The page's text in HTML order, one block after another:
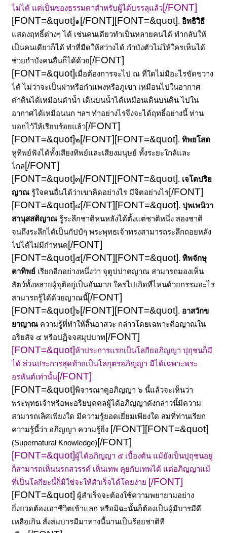
ไม่ได้ แต่เป็นของธรรมดาสำหรับผู้ได้บรรลุแล้ว[/FONT]
[FONT=&quot]๑ [/FONT] [FONT=&quot].อิทธิวิธี
แสดงฤทธิ์ต่างๆ ได้ เช่นคนเดียวทำเป็นหลายคนได้ ทำกลับให้
เป็นคนเดียวก็ได้ ทำที่มืดให้สว่างได้ กำบังตัวไม่ให้ใครเห็นได้
ช่วยกำบังคนอื่นก็ได้ด้วย [/FONT]
[FONT=&quot]เมื่อต้องการจะไป ณ ที่ใดไม่มีอะไรขัดขวาง
ได้ ไม่ว่าจะเป็นฝาหรือกำแพงหรือภูเขา เหมือนไปในอากาศ
ดำดินได้เหมือนดำน้ำ เดินบนน้ำได้เหมือนเดินบนดิน ไปใน
อากาศได้เหมือนนก ฯลฯ ทำอย่างไรจึงจะได้ฤทธิ์อย่างนี้ ท่าน
บอกไว้ให้เรียบร้อยแล้ว[/FONT]
[FONT=&quot]๒ [/FONT] [FONT=&quot].ทิพยโสต
หูทิพย์ฟังได้ทั้งเสียงทิพย์และเสียงมนุษย์ ทั้งระยะใกล้และ
ไกล [/FONT]
[FONT=&quot]๓[/FONT] [FONT=&quot]. เจโตปริย
ญาณ รู้ใจคนอื่นได้ว่าเขาคิดอย่างไร มีจิตอย่างไร[/FONT]
[FONT=&quot]๔[/FONT] [FONT=&quot].ปุพเพนิวา
สานุสสติญาณ รู้ระลึกชาติหนหลังได้ตั้งแต่ชาติหนึ่ง สองชาติ
จนถึงระลึกได้เป็นกัปป์ๆ พระพุทธเจ้าทรงสามารถระลึกถอยหลัง
ไปได้ไม่มีกำหนด [/FONT]
[FONT=&quot]๕[/FONT] [FONT=&quot].ทิพจักษุ
ตาทิพย์ เรียกอีกอย่างหนึ่งว่า จุตูปปาตญาณ สามารถมองเห็น
สัตว์ทั้งหลายผู้จุติอยู่เป็นอันมาก ใครไปเกิดที่ไหนด้วยกรรมอะไร
สามารถรู้ได้ด้วยญาณนี้[/FONT]
[FONT=&quot]๖ [/FONT] [FONT=&quot]. อาสวักข
ยาญาณ ความรู้ที่ทำให้สิ้นอาสวะ กล่าวโดยเฉพาะคือญาณใน
อริยสัจ ๔ หรือปฏิจจสมุปบาท [/FONT]
[FONT=&quot]ห้าประการแรกเป็นโลกียอภิญญา ปุถุชนก็มี
ได้ ส่วนประการสุดท้ายเป็นโลกุตรอภิญญา มีได้เฉพาะพระ
อรหันต์เท่านั้น[/FONT]
[FONT=&quot]พิจารณาดูอภิญญา ๖ นี้แล้วจะเห็นว่า
พระพุทธเจ้าหรือพะอริยบุคคลผู้ได้อภิญญาดังกล่าวนี้มีความ
สามารถเลิศเพียงใด มีความรู้ยอดเยี่ยมเพียงใด สมที่ท่านเรียก
ความรู้นี้ว่า อภิญญา ความรู้ยิ่ง [/FONT] [FONT=&quot]
(Supernatural Knowledge) [/FONT]
[FONT=&quot]ผู้ได้อภิญญา ๕ เบื้องต้น แม้ยังเป็นปุถุชนอยู่
ก็สามารถเห็นนรกสวรรค์ เห็นเทพ คุยกับเทพได้ แต่อภิญญาแม้
ที่เป็นโลกียะนี้ก็มิใช่จะให้สำเร็จได้โดยง่าย [/FONT]
[FONT=&quot] ผู้สำเร็จจะต้องใช้ความพยายามอย่าง
ยิ่งยวดต้องเอาชีวิตเข้าแลก หรือมิฉะนั้นก็ต้องเป็นผู้มีบารมีดี
เหลือเกิน สั่งสมบารมีมาทางนี้นานเป็นร้อยชาติที